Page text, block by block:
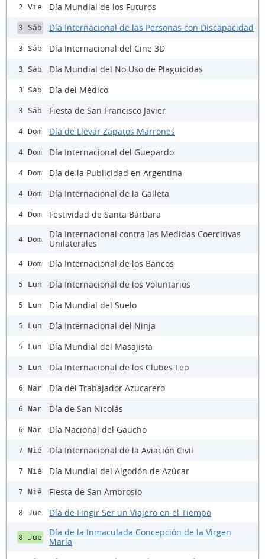
2 Vie Día Mundial de los Futuros
3 Sáb Día Internacional de las Personas con Discapacidad
3 Sáb Día Internacional del Cine 3D
3 Sáb Día Mundial del No Uso de Plaguicidas
3 Sáb Día del Médico
3 Sáb Fiesta de San Francisco Javier
4 Dom Día de Llevar Zapatos Marrones
4 Dom Día Internacional del Guepardo
4 Dom Día de la Publicidad en Argentina
4 Dom Día Internacional de la Galleta
4 Dom Festividad de Santa Bárbara
4 Dom
Día Internacional contra las Medidas Coercitivas
Unilaterales
4 Dom Día Internacional de los Bancos
5 Lun Día Internacional de los Voluntarios
5 Lun Día Mundial del Suelo
5 Lun Día Internacional del Ninja
5 Lun Día Mundial del Masajista
5 Lun Día Internacional de los Clubes Leo
6 Mar Día del Trabajador Azucarero
6 Mar Día de San Nicolás
6 Mar Día Nacional del Gaucho
7 Mié Día Internacional de la Aviación Civil
7 Mié Día Mundial del Algodón de Azúcar
7 Mié Fiesta de San Ambrosio
8 Jue Día de Fingir Ser un Viajero en el Tiempo
8 Jue
Día de la Inmaculada Concepción de la Virgen
María